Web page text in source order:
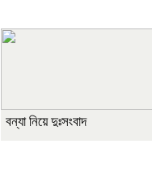
বন্যা নিয়ে দুঃসংবাদ